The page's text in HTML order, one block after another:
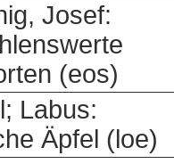
Josef:
(eos)
Labus:
Äpfel (loe)